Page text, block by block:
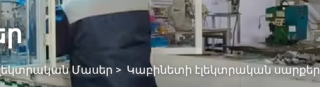
Մասեր > Կաբինետի էլեկտրական սարքեր